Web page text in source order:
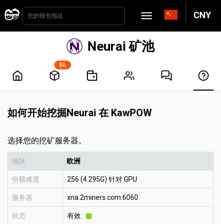
CNY
Neurai 矿池
86
如何开始挖掘Neurai 在 KawPOW
选择您的挖矿服务器。
地区 欧洲
份额难度 256 (4.295G) 针对 GPU
服务器 xna.2miners.com:6060
状态 有效